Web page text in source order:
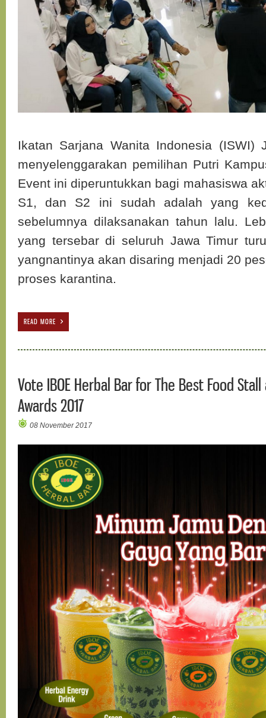
Ikatan Sarjana Wanita Indonesia (ISWI)
menyelenggarakan pemilihan Putri
Event ini diperuntukkan bagi mahasiswa
S1, dan S2 ini sudah adalah yang
sebelumnya dilaksanakan tahun lalu.
yang tersebar di seluruh Jawa Timur
yangnantinya akan disaring menjadi 20
proses karantina.
READ MORE
Vote IBOE Herbal Bar for The Best Food
Awards 2017
08 November 2017